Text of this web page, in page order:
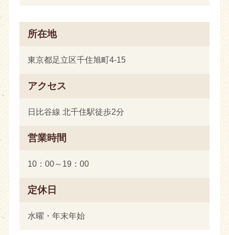
所在地
東京都足立区千住旭町4-15
アクセス
日比谷線 北千住駅徒歩2分
営業時間
10：00～19：00
定休日
水曜・年末年始